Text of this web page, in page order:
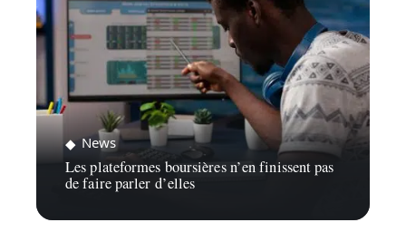
News
Les plateformes boursières n’en finissent pas
de faire parler d’elles